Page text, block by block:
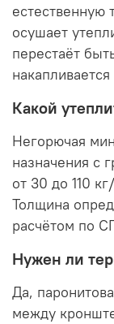
естественную
осушает
перестаёт
Какой
Негорючая
назначения с
от 30 до 110
Толщина
расчётом по
Нужен ли
Да,
между